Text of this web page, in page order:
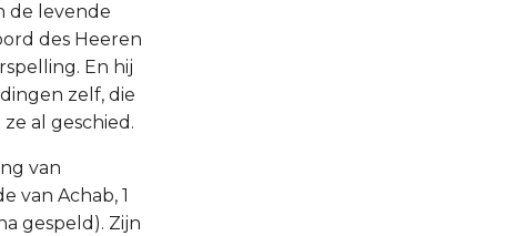
de levende
des Heeren
En hij
zelf, die
al geschied.
van
van Achab, 1
gespeld). Zijn